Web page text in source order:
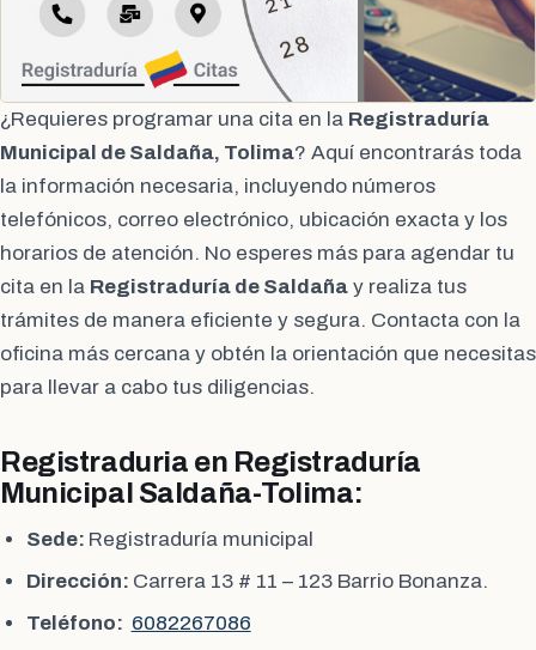
¿Requieres programar una cita en la Registraduría
Municipal de Saldaña, Tolima? Aquí encontrarás toda
la información necesaria, incluyendo números
telefónicos, correo electrónico, ubicación exacta y los
horarios de atención. No esperes más para agendar tu
cita en la Registraduría de Saldaña y realiza tus
trámites de manera eficiente y segura. Contacta con la
oficina más cercana y obtén la orientación que necesitas
para llevar a cabo tus diligencias.
Registraduria en Registraduría
Municipal Saldaña-Tolima:
Sede: Registraduría municipal
Dirección: Carrera 13 # 11 – 123 Barrio Bonanza.
Teléfono: 6082267086